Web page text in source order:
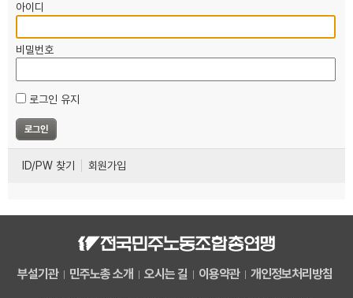
아이디
비밀번호
로그인 유지
ID/PW 찾기 회원가입
부설기관 민주노총 소개 오시는 길 이용약관 개인정보처리방침
자료
부설기관
업무